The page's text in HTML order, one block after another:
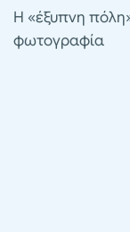
Η «έξυπνη
φωτογραφία